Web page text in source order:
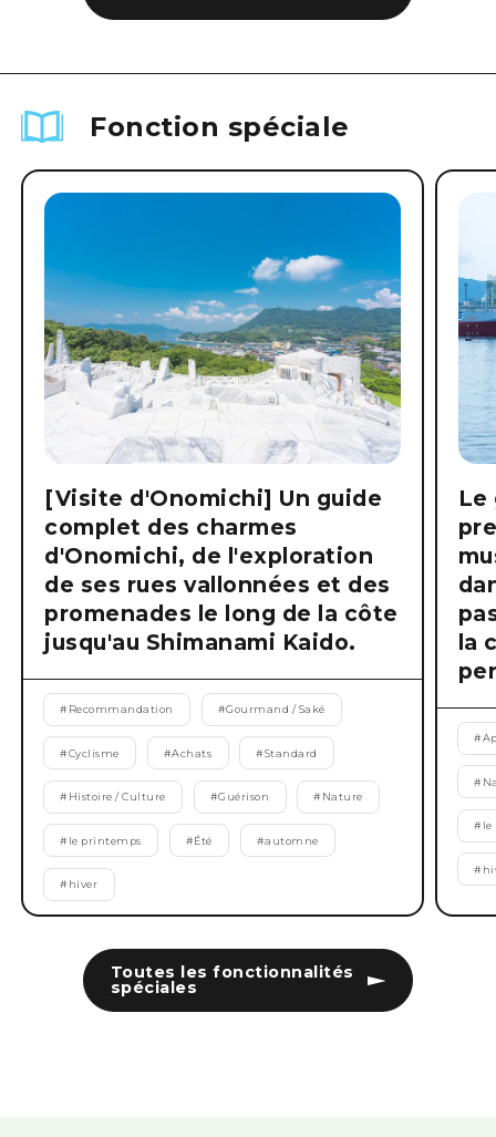
Fonction spéciale
Toutes les fonctionnalités
spéciales
[Visite d'Onomichi] Un guide
complet des charmes
d'Onomichi, de l'exploration
de ses rues vallonnées et des
promenades le long de la côte
jusqu'au Shimanami Kaido.
# Recommandation #Gourmand / Saké
#Cyclisme #Achats #Standard
# Histoire / Culture #Guérison # Nature
# le printemps #Été #automne
# hiver
Le
la
#
#
# le
#